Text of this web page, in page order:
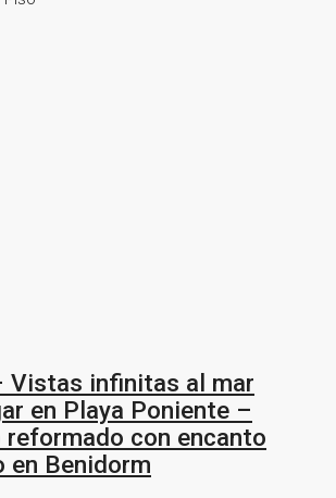
Vistas infinitas al mar
en Playa Poniente –
con encanto
en Benidorm